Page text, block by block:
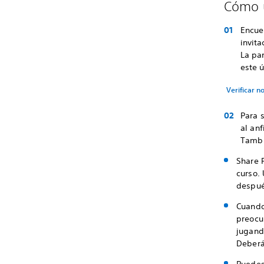
Cómo
La
este
Verificar
Para
al
Share
curso.